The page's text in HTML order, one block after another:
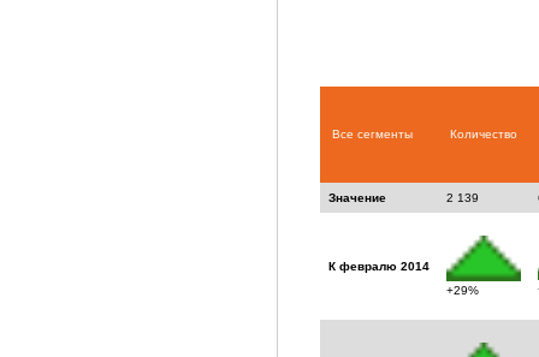
Все сегменты Количество
Значение 2 139
К февралю 2014
+29%